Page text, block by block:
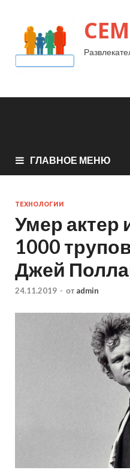
ГЛАВНОЕ МЕНЮ
ТЕХНОЛОГИИ
Умер актер
1000
Джей
24.11.2019 - от admin